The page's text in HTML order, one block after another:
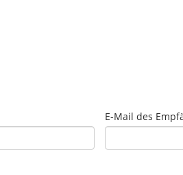
E-Mail des